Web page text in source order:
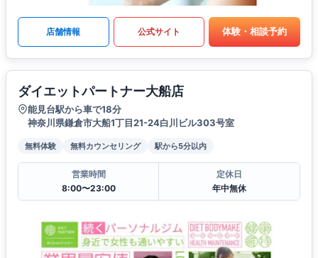
店舗情報 公式サイト 体験・相談予約
ダイエットパートナー大船店
能見台駅から車で18分
神奈川県鎌倉市大船1丁目21-24白川ビル303号室
無料体験 無料カウンセリング 駅から5分以内
営業時間
8:00〜23:00
定休日
年中無休